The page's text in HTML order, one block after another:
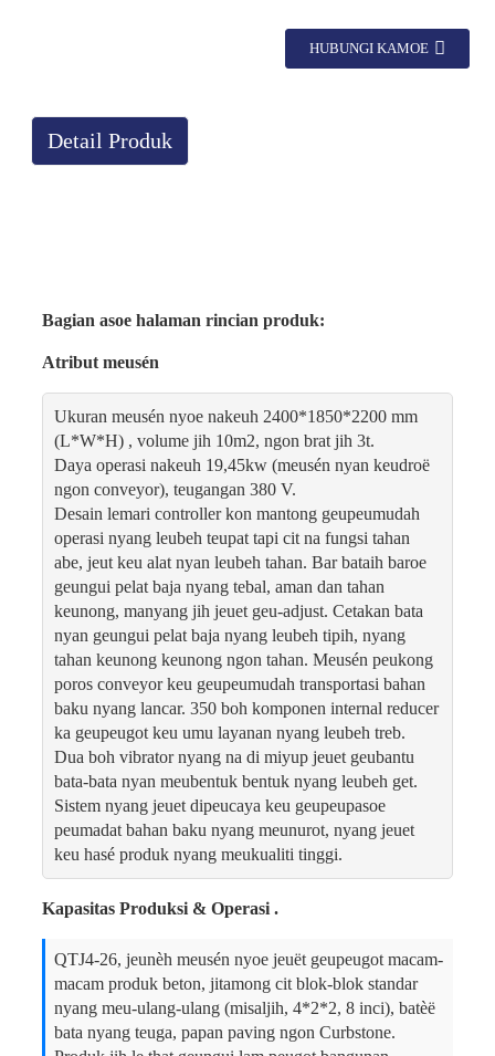
HUBUNGI KAMOE
Detail Produk
Bagian asoe halaman rincian produk:
Atribut meusén
Ukuran meusén nyoe nakeuh 2400*1850*2200 mm
(L*W*H) , volume jih 10m2, ngon brat jih 3t.
Daya operasi nakeuh 19,45kw (meusén nyan keudroë
ngon conveyor), teugangan 380 V.
Desain lemari controller kon mantong geupeumudah
operasi nyang leubeh teupat tapi cit na fungsi tahan
abe, jeut keu alat nyan leubeh tahan. Bar bataih baroe
geungui pelat baja nyang tebal, aman dan tahan
keunong, manyang jih jeuet geu-adjust. Cetakan bata
nyan geungui pelat baja nyang leubeh tipih, nyang
tahan keunong keunong ngon tahan. Meusén peukong
poros conveyor keu geupeumudah transportasi bahan
baku nyang lancar. 350 boh komponen internal reducer
ka geupeugot keu umu layanan nyang leubeh treb.
Dua boh vibrator nyang na di miyup jeuet geubantu
bata-bata nyan meubentuk bentuk nyang leubeh get.
Sistem nyang jeuet dipeucaya keu geupeupasoe
peumadat bahan baku nyang meunurot, nyang jeuet
keu hasé produk nyang meukualiti tinggi.
Kapasitas Produksi & Operasi .
QTJ4-26, jeunèh meusén nyoe jeuët geupeugot macam-
macam produk beton, jitamong cit blok-blok standar
nyang meu-ulang-ulang (misaljih, 4*2*2, 8 inci), batèë
bata nyang teuga, papan paving ngon Curbstone.